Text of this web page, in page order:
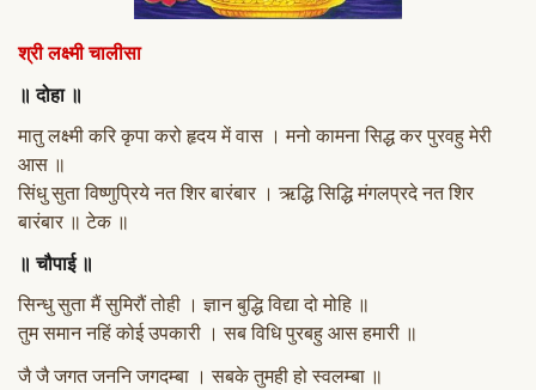
श्री लक्ष्मी चालीसा
॥ दोहा ॥
मातु लक्ष्मी करि कृपा करो हृदय में वास । मनो कामना सिद्ध कर पुरवहु मेरी
आस ॥
सिंधु सुता विष्णुप्रिये नत शिर बारंबार । ऋद्धि सिद्धि मंगलप्रदे नत शिर
बारंबार ॥ टेक ॥
॥ चौपाई ॥
सिन्धु सुता मैं सुमिरौं तोही । ज्ञान बुद्धि विद्या दो मोहि ॥
तुम समान नहिं कोई उपकारी । सब विधि पुरबहु आस हमारी ॥
जै जै जगत जननि जगदम्बा । सबके तुमही हो स्वलम्बा ॥